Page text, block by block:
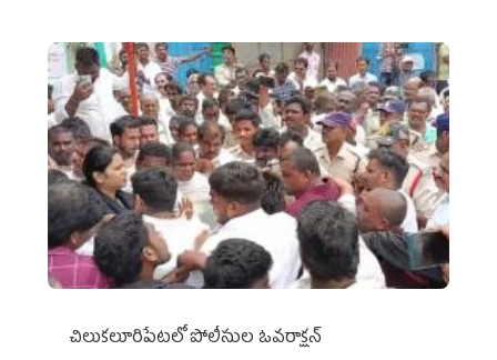
చిలుక‌లూరిపేట‌లో పోలీసుల ఓవ‌రాక్ష‌న్‌